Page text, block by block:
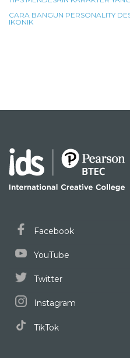
CARA BANGUN PERSONALITY
IKONIK
Facebook
YouTube
Twitter
Instagram
TikTok